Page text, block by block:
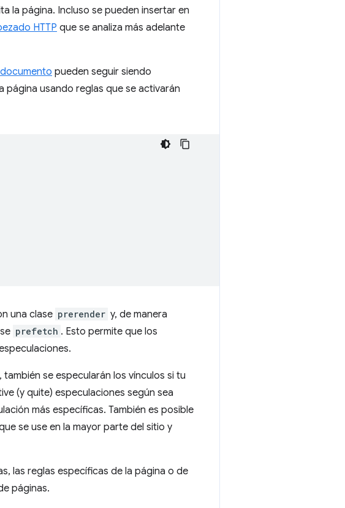
la página. Incluso se pueden insertar en
HTTP que se analiza más adelante
pueden seguir siendo
página usando reglas que se activarán
una clase prerender y, de manera
prefetch . Esto permite que los
se especularán los vínculos si tu
(y quite) especulaciones según sea
más específicas. También es posible
se use en la mayor parte del sitio y
las reglas específicas de la página o de
páginas.